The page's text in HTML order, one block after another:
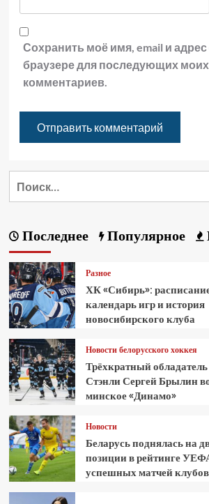
Сохранить моё имя, email и адрес
браузере для последующих моих
комментариев.
Последнее Популярное
Разное
ХК «Сибирь»:
календарь игр и история
новосибирского клуба
Новости белорусского хоккея
Трёхкратный
Стэнли Сергей Брылин
минское «Динамо»
Новости
Беларусь поднялась на
позиции в рейтинге
успешных матчей клубов